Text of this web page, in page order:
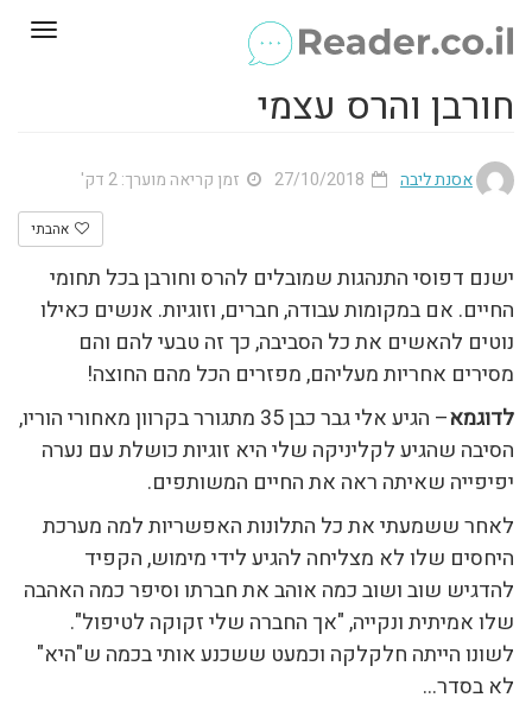
חורבן והרס עצמי
אסנת ליבה זמן קריאה מוערך: 2 דק'
אהבתי
ישנם דפוסי התנהגות שמובלים להרס וחורבן בכל תחומי
החיים. אם במקומות עבודה, חברים, וזוגיות. אנשים כאילו
נוטים להאשים את כל הסביבה, כך זה טבעי להם והם
מסירים אחריות מעליהם, מפזרים הכל מהם החוצה!
לדוגמא
– הגיע אלי גבר כבן 35 מתגורר בקרוון מאחורי הוריו,
הסיבה שהגיע לקליניקה שלי היא זוגיות כושלת עם נערה
יפיפייה שאיתה ראה את החיים המשותפים.
לאחר ששמעתי את כל התלונות האפשריות למה מערכת
היחסים שלו לא מצליחה להגיע לידי מימוש, הקפיד
להדגיש שוב ושוב כמה אוהב את חברתו וסיפר כמה האהבה
שלו אמיתית ונקייה, "אך החברה שלי זקוקה לטיפול".
לשונו הייתה חלקלקה וכמעט ששכנע אותי בכמה ש"היא"
לא בסדר…